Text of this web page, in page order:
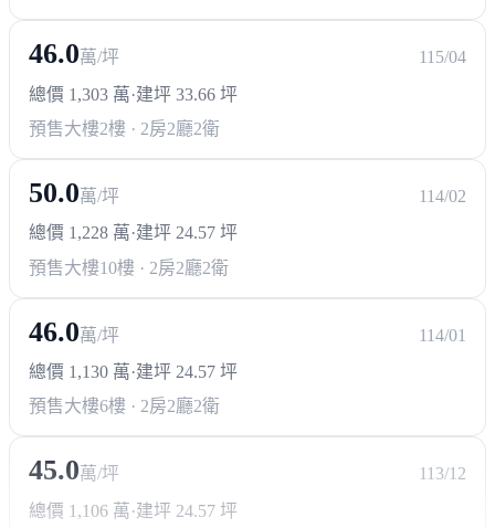
46.0萬/坪
115/04
總價 1,303 萬·建坪 33.66 坪
預售大樓2樓 · 2房2廳2衛
50.0萬/坪
114/02
總價 1,228 萬·建坪 24.57 坪
預售大樓10樓 · 2房2廳2衛
46.0萬/坪
114/01
總價 1,130 萬·建坪 24.57 坪
預售大樓6樓 · 2房2廳2衛
45.0萬/坪
113/12
總價 1,106 萬 ·建坪 24.57 坪